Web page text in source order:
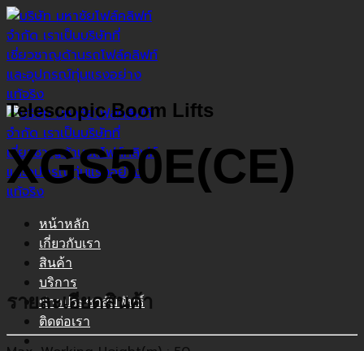
ข้าม
ไป
ยัง
เนื้อหา
หน้าหลัก
เกี่ยวกับเรา
สินค้า
บริการ
ข่าวประชาสัมพันธ์
ติดต่อเรา
Telescopic Boom Lifts
XGS50E(CE)
รายละเอียดสินค้า